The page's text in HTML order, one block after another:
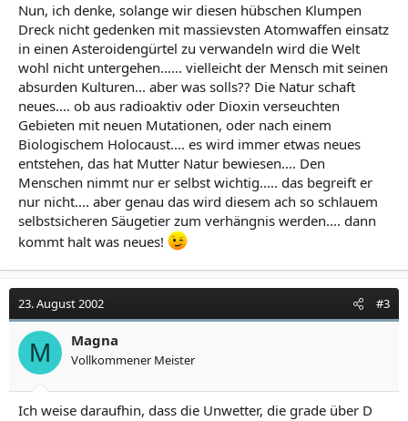
Nun, ich denke, solange wir diesen hübschen Klumpen
Dreck nicht gedenken mit massievsten Atomwaffen einsatz
in einen Asteroidengürtel zu verwandeln wird die Welt
wohl nicht untergehen...... vielleicht der Mensch mit seinen
absurden Kulturen... aber was solls?? Die Natur schaft
neues.... ob aus radioaktiv oder Dioxin verseuchten
Gebieten mit neuen Mutationen, oder nach einem
Biologischem Holocaust.... es wird immer etwas neues
entstehen, das hat Mutter Natur bewiesen.... Den
Menschen nimmt nur er selbst wichtig..... das begreift er
nur nicht.... aber genau das wird diesem ach so schlauem
selbstsicheren Säugetier zum verhängnis werden.... dann
kommt halt was neues!
23. August 2002 #3
M Magna
Vollkommener Meister
Ich weise daraufhin, dass die Unwetter, die grade über D